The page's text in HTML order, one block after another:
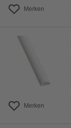
Merken
Merken